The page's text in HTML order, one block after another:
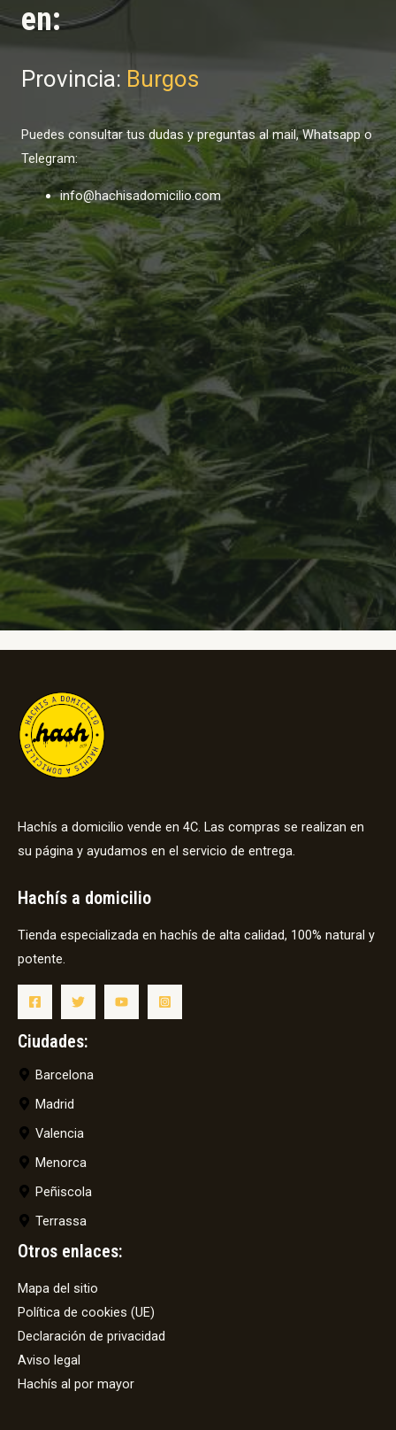
en:
Provincia: Burgos
Puedes consultar tus dudas y preguntas al mail, Whatsapp o
Telegram:
info@hachisadomicilio.com
Hachís a domicilio vende en 4C. Las compras se realizan en
su página y ayudamos en el servicio de entrega.
Hachís a domicilio
Tienda especializada en hachís de alta calidad, 100% natural y
potente.
Ciudades:
Barcelona
Madrid
Valencia
Menorca
Peñiscola
Terrassa
Otros enlaces:
Mapa del sitio
Política de cookies (UE)
Declaración de privacidad
Aviso legal
Hachís al por mayor